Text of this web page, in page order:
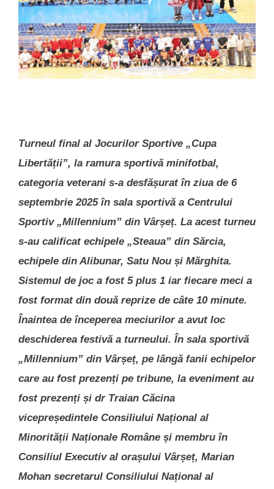
Turneul final al Jocurilor Sportive „Cupa
Libertății”, la ramura sportivă minifotbal,
categoria veterani s-a desfășurat în ziua de 6
septembrie 2025 în sala sportivă a Centrului
Sportiv „Millennium” din Vârșeț. La acest turneu
s-au calificat echipele „Steaua” din Sărcia,
echipele din Alibunar, Satu Nou și Mărghita.
Sistemul de joc a fost 5 plus 1 iar fiecare meci a
fost format din două reprize de câte 10 minute.
Înaintea de începerea meciurilor a avut loc
deschiderea festivă a turneului. În sala sportivă
„Millennium” din Vârșeț, pe lângă fanii echipelor
care au fost prezenți pe tribune, la eveniment au
fost prezenți și dr Traian Căcina
vicepreședintele Consiliului Național al
Minorității Naționale Române și membru în
Consiliul Executiv al orașului Vârșeț, Marian
Mohan secretarul Consiliului Național al